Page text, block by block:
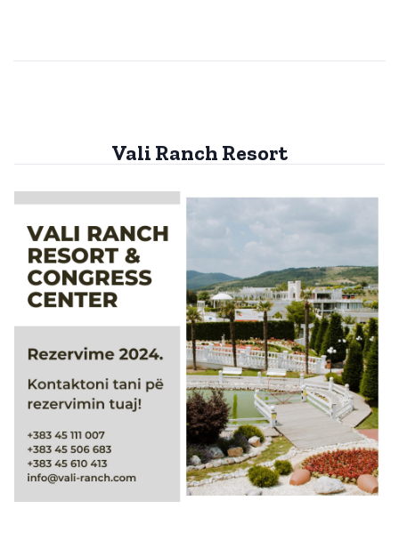
Vali Ranch Resort